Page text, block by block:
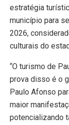
estratégia
município para
2026,
culturais do
“O turismo de
prova disso é o
Paulo Afonso
maior
potencializando